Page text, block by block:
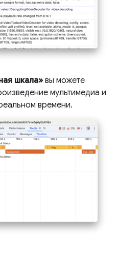
шкала» вы можете
мультимедиа и
времени.